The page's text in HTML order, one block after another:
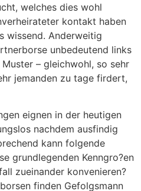
welches dies wohl
kontakt haben
wissend. Anderweitig
unbedeutend links
– gleichwohl, so sehr
jemanden zu tage firdert,
eignen in der heutigen
nachdem ausfindig
kann folgende
grundlegenden Kenngro?en
zueinander konvenieren?
finden Gefolgsmann